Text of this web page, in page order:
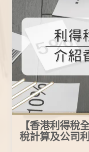
【香港利得稅
稅計算及公司